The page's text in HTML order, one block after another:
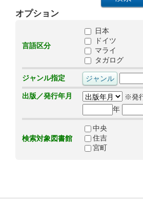
オプション
言語区分
日本
ドイツ
マライ
タガログ
ジャンル指定
出版／発行年月
※発
年
検索対象図書館
中央
住吉
宮町